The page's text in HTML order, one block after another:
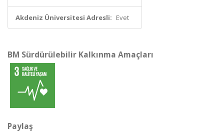
Akdeniz Üniversitesi Adresli: Evet
BM Sürdürülebilir Kalkınma Amaçları
Paylaş